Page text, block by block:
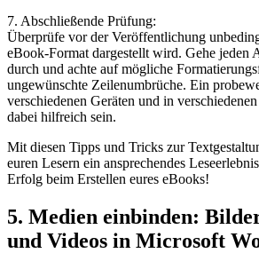
7. Abschließende Prüfung:
Überprüfe vor der Veröffentlichung
eBook-Format dargestellt wird. Gehe jeden
durch und achte auf mögliche
ungewünschte Zeilenumbrüche. Ein
verschiedenen Geräten und in
dabei hilfreich ‌sein.
Mit diesen ⁣Tipps und‌ Tricks ‍zur
euren Lesern ein‍ ansprechendes
Erfolg beim Erstellen eures eBooks!
5. Medien einbinden:
und Videos in Microsoft